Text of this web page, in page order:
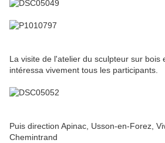
La visite de l'atelier du sculpteur sur bois
intéressa vivement tous les participants.
Puis direction Apinac, Usson-en-Forez,
Chemintrand